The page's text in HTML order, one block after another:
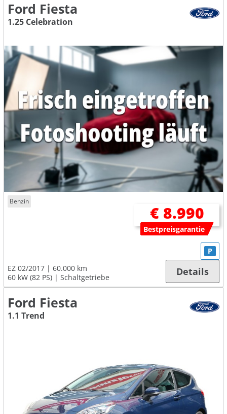
Ford Fiesta
1.25 Celebration
Benzin
€ 8.990
Bestpreisgarantie
EZ 02/2017
60.000 km
60 kW (82 PS)
Schaltgetriebe
P
Details
Ford Fiesta
1.1 Trend